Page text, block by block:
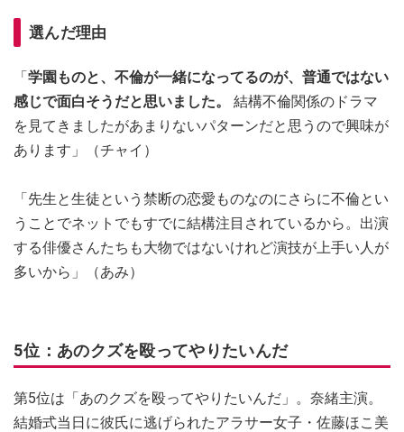
選んだ理由
「学園ものと、不倫が一緒になってるのが、普通ではない
感じで面白そうだと思いました。 結構不倫関係のドラマ
を見てきましたがあまりないパターンだと思うので興味が
あります」（チャイ）
「先生と生徒という禁断の恋愛ものなのにさらに不倫とい
うことでネットでもすでに結構注目されているから。出演
する俳優さんたちも大物ではないけれど演技が上手い人が
多いから」（あみ）
5位：あのクズを殴ってやりたいんだ
第5位は「あのクズを殴ってやりたいんだ」。奈緒主演。
結婚式当日に彼氏に逃げられたアラサー女子・佐藤ほこ美